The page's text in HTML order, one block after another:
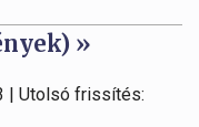
»
| Utolsó frissítés: